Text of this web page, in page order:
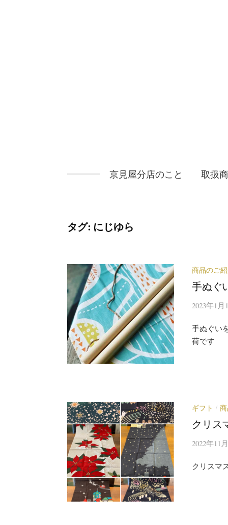
京見屋分店のこと 取扱
タグ: にじゆら
商品のご
手ぬぐ
2023年1月
手ぬぐい
荷です
ギフト /
クリス
2022年11
クリスマ